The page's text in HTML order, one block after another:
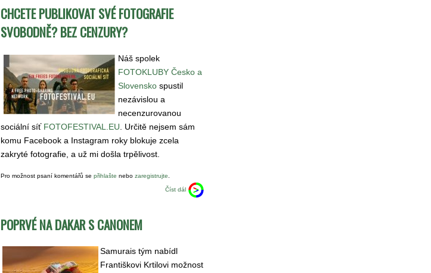
CHCETE PUBLIKOVAT SVÉ FOTOGRAFIE
SVOBODNĚ? BEZ CENZURY?
Náš spolek
FOTOKLUBY Česko a
Slovensko spustil
nezávislou a
necenzurovanou
sociální síť FOTOFESTIVAL.EU . Určitě nejsem sám
komu Facebook a Instagram roky blokuje zcela
zakryté fotografie, a už mi došla trpělivost.
Pro možnost psaní komentářů se přihlašte nebo zaregistrujte
Číst dál
POPRVÉ NA DAKAR S CANONEM
Samurais tým nabídl
Františkovi Krtilovi možnost